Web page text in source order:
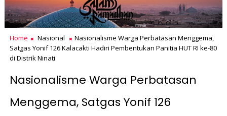
Home Nasional
Nasionalisme Warga Perbatasan Menggema,
Satgas Yonif 126 Kalacakti Hadiri Pembentukan Panitia HUT RI ke-80
di Distrik Ninati
Nasionalisme Warga Perbatasan
Menggema, Satgas Yonif 126